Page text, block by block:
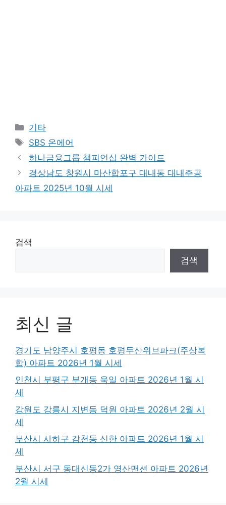
Categories
기타
Tags
SBS 온에어
하나금융그룹 챔피언십 완벽 가이드
경상남도 창원시 마산합포구 대내동 대내주공
아파트 2025년 10월 시세
검색
검색
최신 글
경기도 남양주시 호평동 호평두산위브파크(주상복
합) 아파트 2026년 1월 시세
인천시 부평구 부개동 욱일 아파트 2026년 1월 시
세
강원도 강릉시 지변동 덕원 아파트 2026년 2월 시
세
부산시 사하구 감천동 신한 아파트 2026년 1월 시
세
부산시 서구 동대신동2가 영산맨션 아파트 2026년
2월 시세